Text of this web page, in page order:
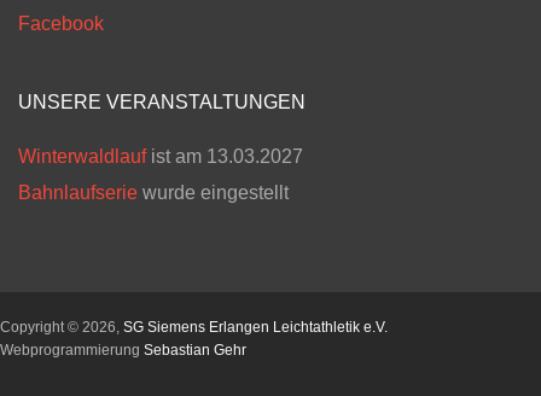
Facebook
UNSERE VERANSTALTUNGEN
Winterwaldlaufist am 13.03.2027
Bahnlaufserie wurde eingestellt
Copyright © 2026, SG Siemens Erlangen Leichtathletik e.V.
Webprogrammierung Sebastian Gehr